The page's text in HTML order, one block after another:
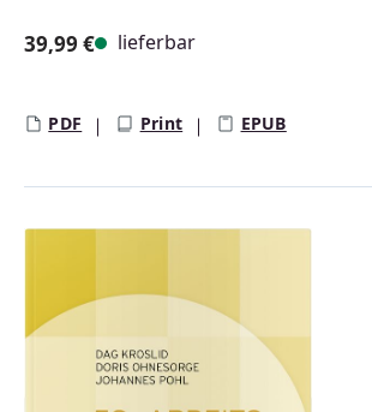
39,99 € lieferbar
PDF Print EPUB